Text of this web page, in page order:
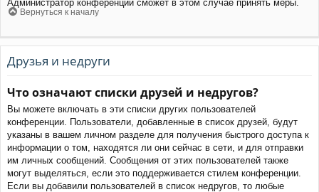
Администратор конференции сможет в этом случае принять меры.
Вернуться к началу
Друзья и недруги
Что означают списки друзей и недругов?
Вы можете включать в эти списки других пользователей
конференции. Пользователи, добавленные в список друзей, будут
указаны в вашем личном разделе для получения быстрого доступа к
информации о том, находятся ли они сейчас в сети, и для отправки
им личных сообщений. Сообщения от этих пользователей также
могут выделяться, если это поддерживается стилем конференции.
Если вы добавили пользователей в список недругов, то любые